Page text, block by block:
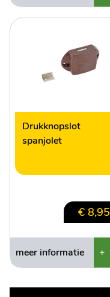
Drukknopslot
spanjolet
€ 8,95
meer informatie +